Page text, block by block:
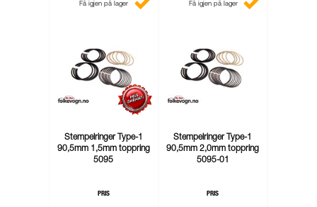
Få igjen på lager
Stempelringer Type-1
90,5mm 1,5mm toppring
5095
PRIS
Få igjen på lager
Stempelringer Type-1
90,5mm 2,0mm toppring
5095-01
PRIS